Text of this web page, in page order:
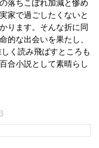
落ちこぼれ加減と惨め
家で過ごしたくないと
ります。そんな折に同
的な出会いを果たし、
く読み飛ばすところも
合小説として素晴らし